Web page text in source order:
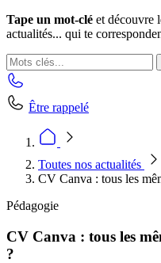
Tape un mot-clé et découvre
actualités... qui te
Être rappelé
Toutes nos actualités
CV Canva : tous les
Pédagogie
CV Canva : tous les
?